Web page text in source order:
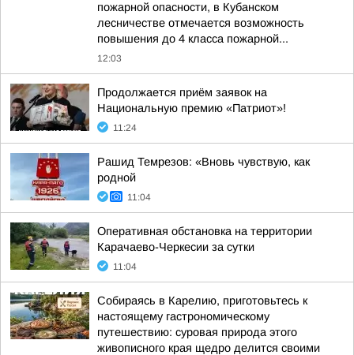
пожарной опасности, в Кубанском
лесничестве отмечается возможность
повышения до 4 класса пожарной...
12:03
Продолжается приём заявок на
Национальную премию «Патриот»!
11:24
Рашид Темрезов: «Вновь чувствую, как
родной
11:04
Оперативная обстановка на территории
Карачаево-Черкесии за сутки
11:04
Собираясь в Карелию, приготовьтесь к
настоящему гастрономическому
путешествию: суровая природа этого
живописного края щедро делится своими